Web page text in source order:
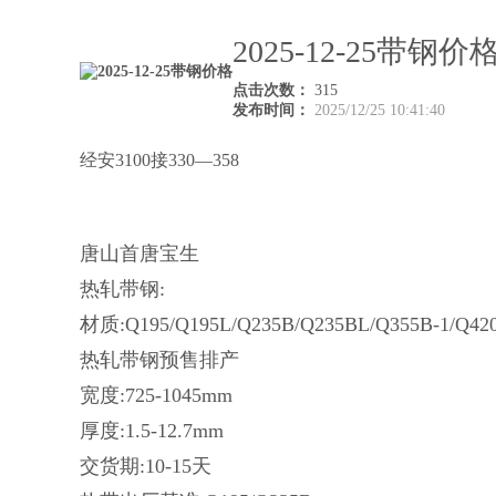
2025-12-25带钢价
点击次数： 315
发布时间：
2025/12/25 10:41:40
经安3100接330—358
唐山首唐宝生
热轧带钢:
材质:Q195/Q195L/Q235B/Q235BL/Q355B-1/
热轧带钢预售排产
宽度:725-1045mm
厚度:1.5-12.7mm
交货期:10-15天